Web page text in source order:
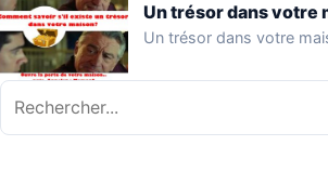
Un trésor dans votre
Un trésor dans votre
Rechercher